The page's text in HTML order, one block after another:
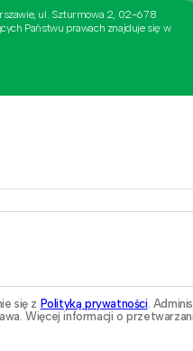
ul. Szturmowa 2, 02-678
Państwu prawach znajduje się w
się z Polityką prywatności .
Więcej informacji o